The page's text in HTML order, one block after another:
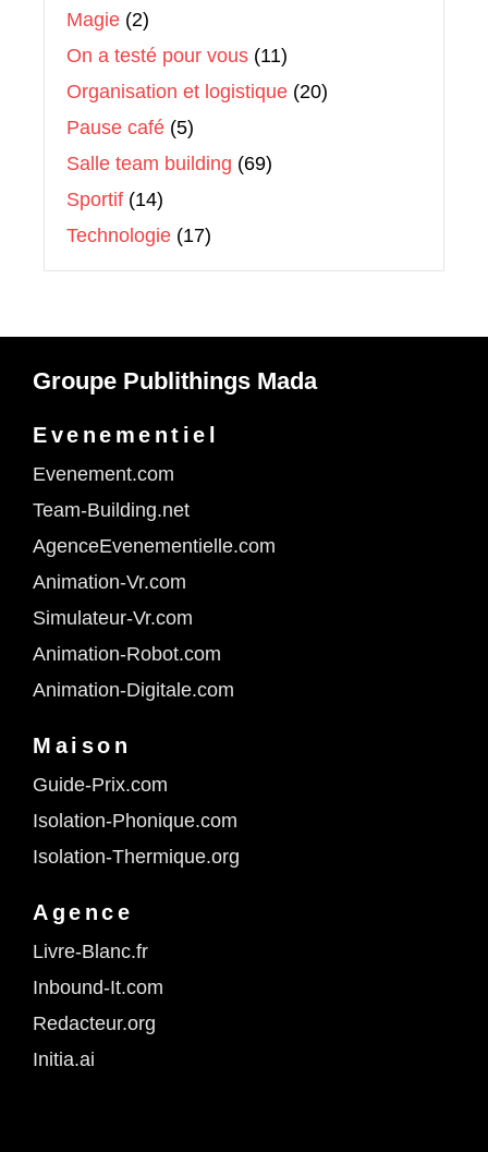
Magie (2)
On a testé pour vous (11)
Organisation et logistique (20)
Pause café (5)
Salle team building (69)
Sportif (14)
Technologie (17)
Groupe Publithings Mada
Evenementiel
Evenement.com
Team-Building.net
AgenceEvenementielle.com
Animation-Vr.com
Simulateur-Vr.com
Animation-Robot.com
Animation-Digitale.com
Maison
Guide-Prix.com
Isolation-Phonique.com
Isolation-Thermique.org
Agence
Livre-Blanc.fr
Inbound-It.com
Redacteur.org
Initia.ai